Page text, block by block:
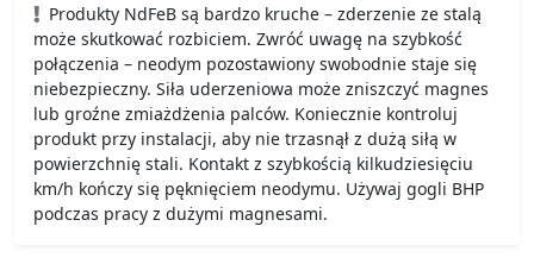
Produkty NdFeB są bardzo kruche – zderzenie ze stalą
może skutkować rozbiciem. Zwróć uwagę na szybkość
połączenia – neodym pozostawiony swobodnie staje się
niebezpieczny. Siła uderzeniowa może zniszczyć magnes
lub groźne zmiażdżenia palców. Koniecznie kontroluj
produkt przy instalacji, aby nie trzasnął z dużą siłą w
powierzchnię stali. Kontakt z szybkością kilkudziesięciu
km/h kończy się pęknięciem neodymu. Używaj gogli BHP
podczas pracy z dużymi magnesami.